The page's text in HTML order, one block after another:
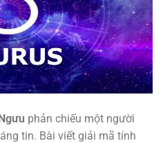
phản chiếu một người
tin. Bài viết giải mã tính